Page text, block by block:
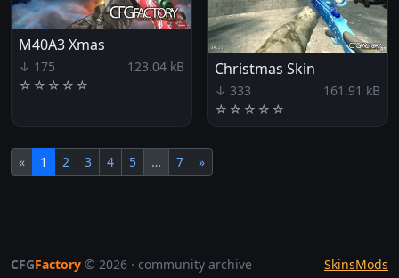
M40A3 Xmas
↓ 175
123.04 kB
☆ ☆ ☆ ☆ ☆
Christmas Skin
↓ 333
161.91 kB
☆ ☆ ☆ ☆ ☆
« 1 2 3 4 5 … 7 »
CFGFactory © 2026 · community archive SkinsMods